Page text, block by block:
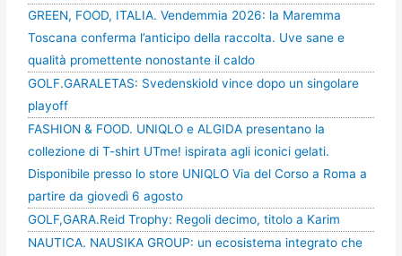
GREEN, FOOD, ITALIA. Vendemmia 2026: la Maremma
Toscana conferma l’anticipo della raccolta. Uve sane e
qualità promettente nonostante il caldo
GOLF.GARALETAS: Svedenskiold vince dopo un singolare
playoff
FASHION & FOOD. UNIQLO e ALGIDA presentano la
collezione di T-shirt UTme! ispirata agli iconici gelati.
Disponibile presso lo store UNIQLO Via del Corso a Roma a
partire da giovedì 6 agosto
GOLF,GARA.Reid Trophy: Regoli decimo, titolo a Karim
NAUTICA. NAUSIKA GROUP: un ecosistema integrato che